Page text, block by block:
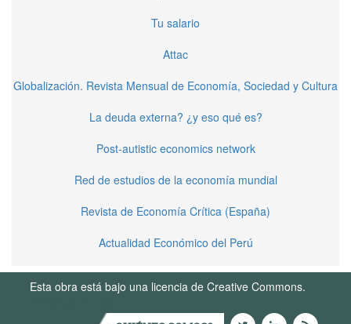
Tu salario
Attac
Globalización. Revista Mensual de Economía, Sociedad y Cultura
La deuda externa? ¿y eso qué es?
Post-autistic economics network
Red de estudios de la economía mundial
Revista de Economía Crítica (España)
Actualidad Económico del Perú
Esta obra está bajo una licencia de Creative Commons.